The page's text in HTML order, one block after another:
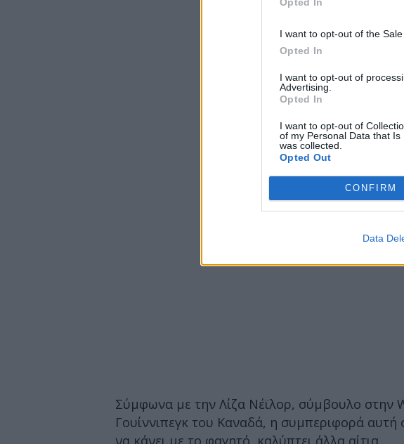
I want to opt-out of the
Opted In
I want to opt-out of
Advertising.
Opted In
I want to opt-out of
of my Personal Data that
was collected.
Opted Out
CONFIRM
Data
Σύμφωνα με την Λίζα Νέϊλορ, σύμβουλο στην
Γουίννιπεγκ του Καναδά, η συμπεριφορά αυτή
να κάνει με το φαγητό, καλύπτει άλλα αίτια.